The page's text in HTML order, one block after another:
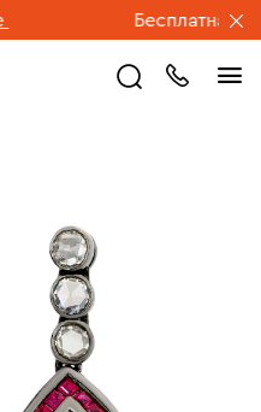
Бесплатная